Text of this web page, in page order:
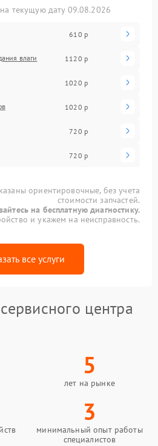
текущую дату 09.08.2026
610 р
влаги 1120 р
1020 р
1020 р
720 р
720 р
ориентировочные, без учета
стоимости запчастей.
на бесплатную диагностику.
и укажем на неисправность.
все услуги
центра
5
лет на рынке
3
минимальный опыт работы
специалистов